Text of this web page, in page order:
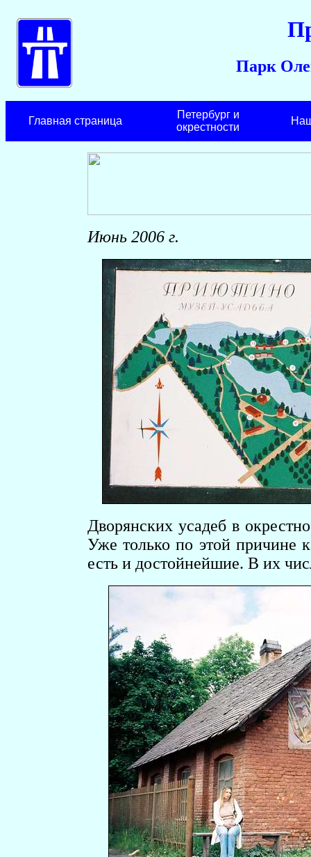
Парк
Главная страница
Петербург и
окрестности
Июнь 2006 г.
Дворянских усадеб в
Уже только по этой причине
есть и достойнейшие. В их